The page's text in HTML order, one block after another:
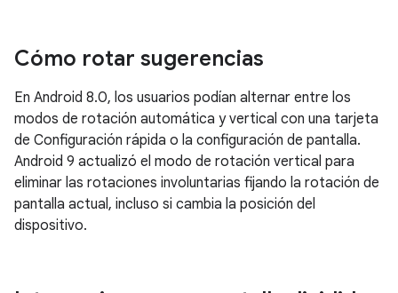
Cómo rotar sugerencias
En Android 8.0, los usuarios podían alternar entre los
modos de rotación automática y vertical con una tarjeta
de Configuración rápida o la configuración de pantalla.
Android 9 actualizó el modo de rotación vertical para
eliminar las rotaciones involuntarias fijando la rotación de
pantalla actual, incluso si cambia la posición del
dispositivo.